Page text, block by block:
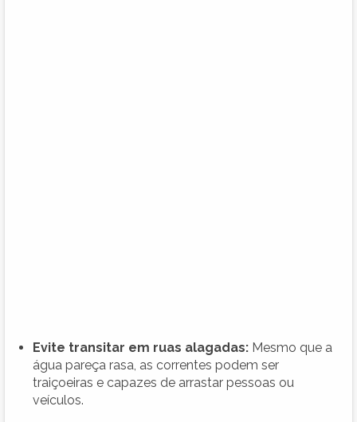
Evite transitar em ruas alagadas: Mesmo que a
água pareça rasa, as correntes podem ser
traiçoeiras e capazes de arrastar pessoas ou
veículos.